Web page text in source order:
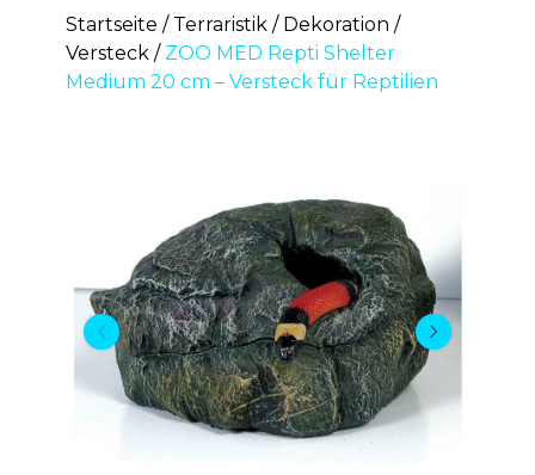
Startseite Terraristik
Dekoration
Versteck
ZOO MED Repti Shelter
Medium 20 cm – Versteck für Reptilien